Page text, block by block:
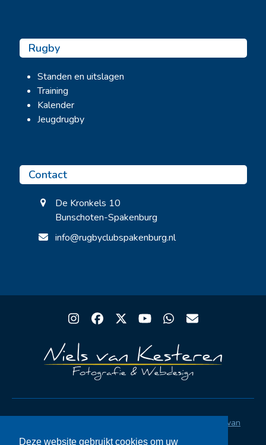
Rugby
Standen en uitslagen
Training
Kalender
Jeugdrugby
Contact
De Kronkels 10
Bunschoten-Spakenburg
info@rugbyclubspakenburg.nl
Instagram
Facebook
TwitterYouTubeWhatsapp
Email
Niels van
Kesteren
Privacystatement AVG
Deze website gebruikt cookies om uw